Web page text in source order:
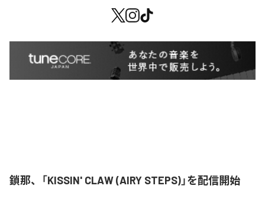
鎖那、「KISSIN' CLAW (AIRY STEPS)」を配信開始